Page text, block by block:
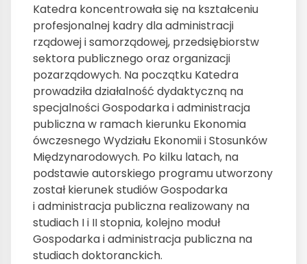
Katedra koncentrowała się na kształceniu
profesjonalnej kadry dla administracji
rządowej i samorządowej, przedsiębiorstw
sektora publicznego oraz organizacji
pozarządowych. Na początku Katedra
prowadziła działalność dydaktyczną na
specjalności Gospodarka i administracja
publiczna w ramach kierunku Ekonomia
ówczesnego Wydziału Ekonomii i Stosunków
Międzynarodowych. Po kilku latach, na
podstawie autorskiego programu utworzony
został kierunek studiów Gospodarka
i administracja publiczna realizowany na
studiach I i II stopnia, kolejno moduł
Gospodarka i administracja publiczna na
studiach doktoranckich.